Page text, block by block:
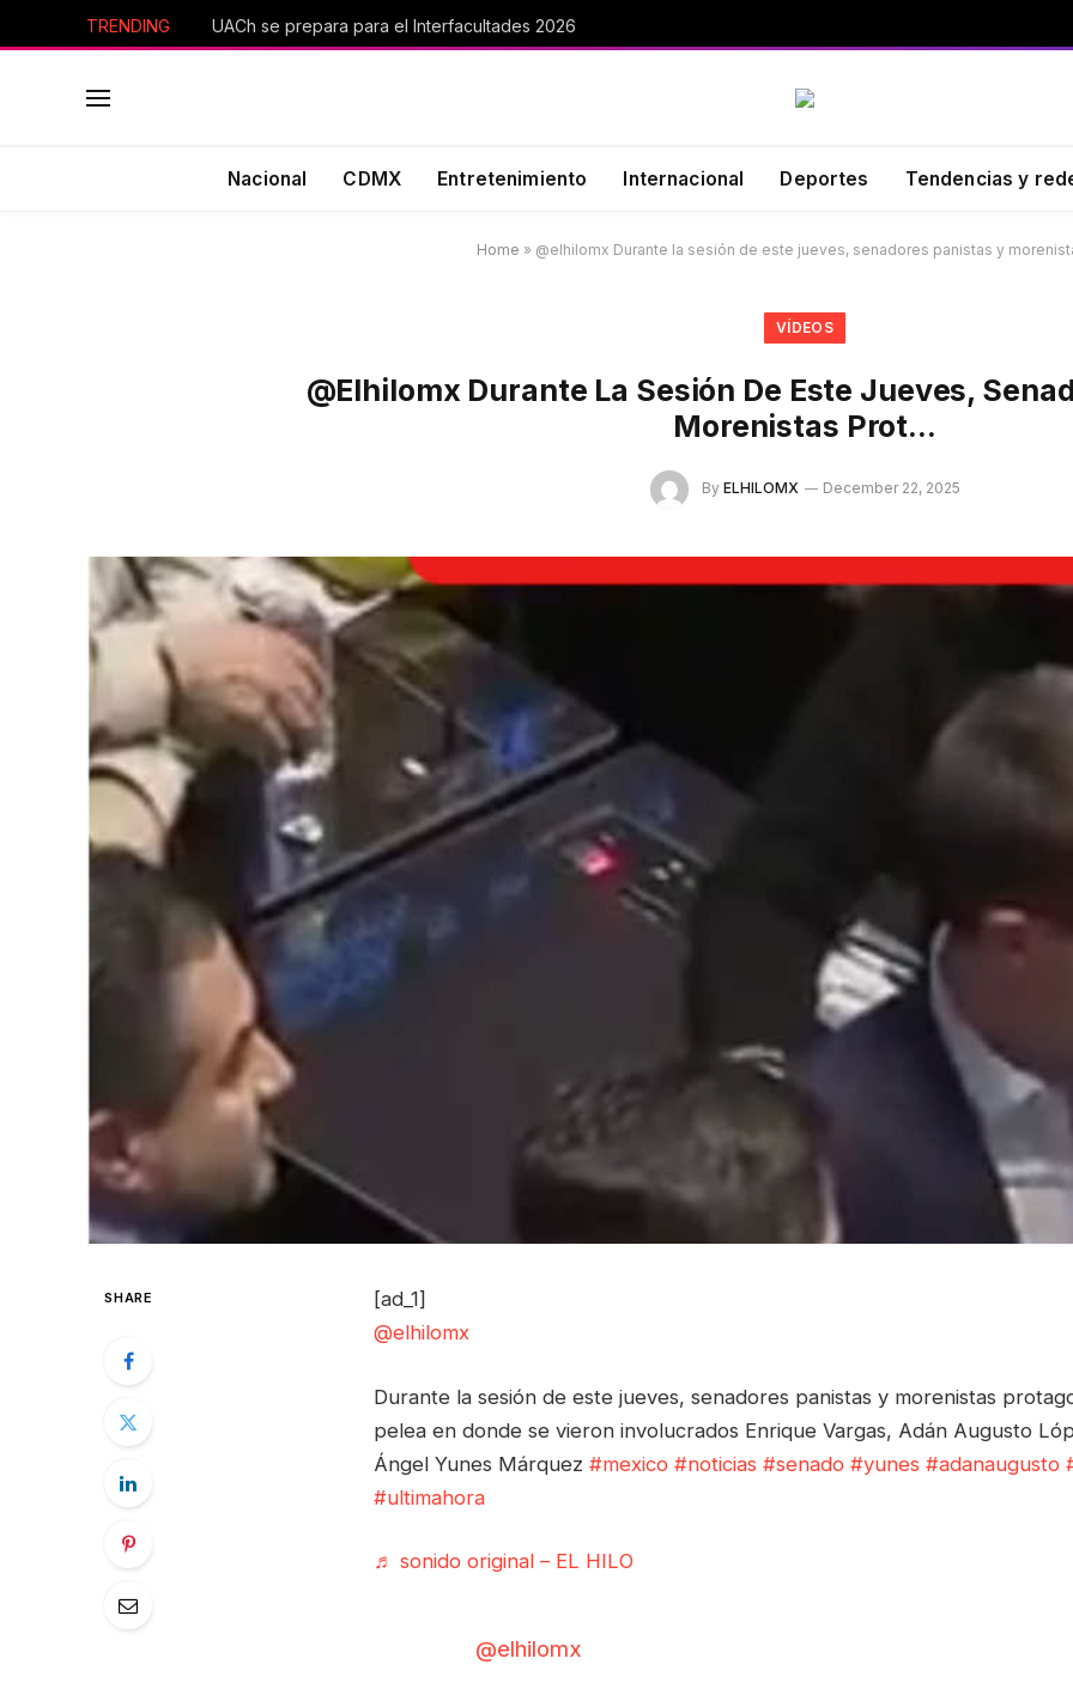
TRENDING UACh se prepara para el Interfacultades 2026
Nacional CDMX Entretenimiento Internacional Deportes Tendencias y
Home » @elhilomx Durante la sesión de este jueves, senadores panistas y
VÍDEOS
@elhilomx Durante La Sesión De Este Jueves,
Morenistas Prot…
By ELHILOMX December 22, 2025
SHARE
[ad_1]
@elhilomx
Durante la sesión de este jueves, senadores panistas y morenistas
pelea en donde se vieron involucrados Enrique Vargas, Adán Augusto
Ángel Yunes Márquez #mexico #noticias #senado #yunes #adanaugusto
#ultimahora
♬ sonido original – EL HILO
@elhilomx